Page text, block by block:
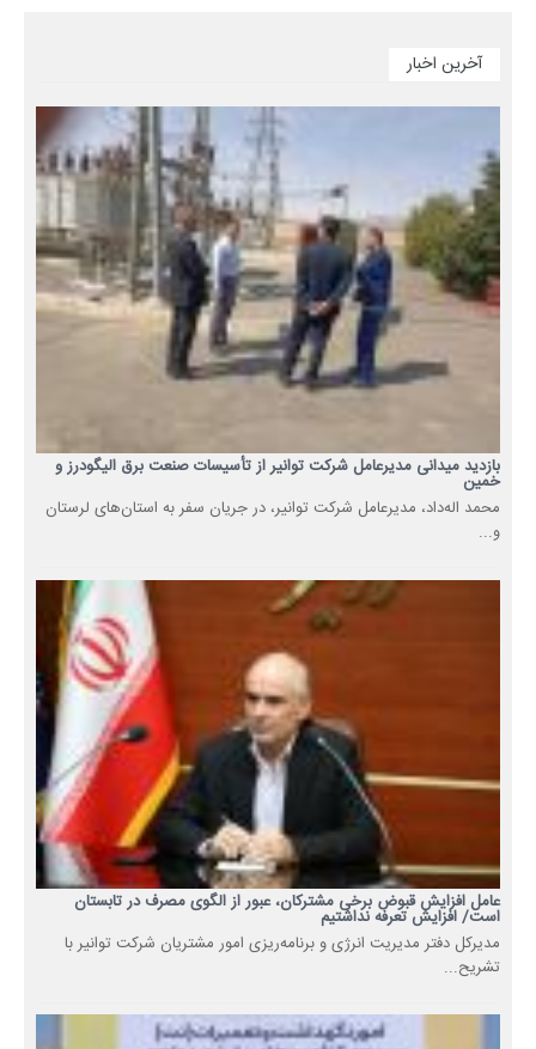
آخرین اخبار
بازدید میدانی مدیرعامل شرکت توانیر از تأسیسات صنعت برق الیگودرز و
خمین
محمد اله‌داد، مدیرعامل شرکت توانیر، در جریان سفر به استان‌های لرستان
و...
عامل افزایش قبوض برخی مشترکان، عبور از الگوی مصرف در تابستان
است/ افزایش تعرفه نداشتیم
مدیرکل دفتر مدیریت انرژی و برنامه‌ریزی امور مشتریان شرکت توانیر با
تشریح...